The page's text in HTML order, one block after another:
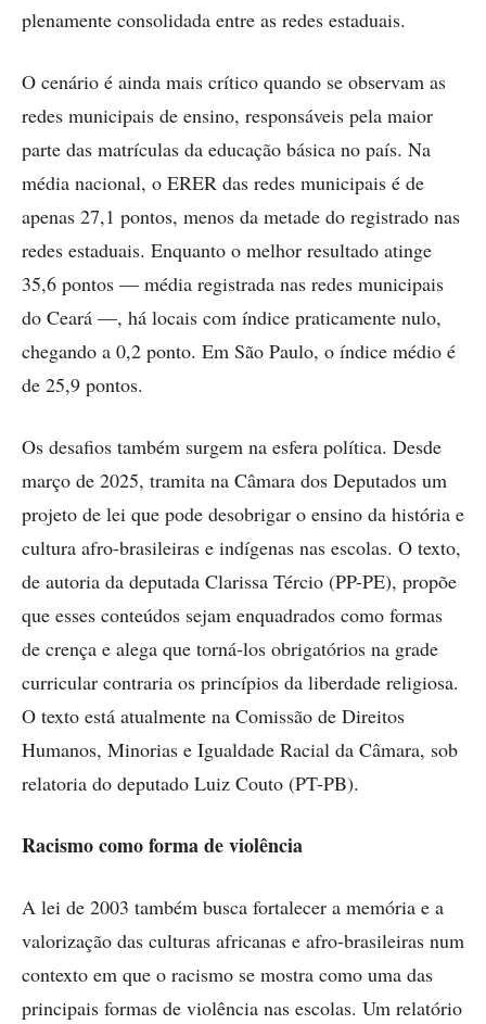
plenamente consolidada entre as redes estaduais.
O cenário é ainda mais crítico quando se observam as
redes municipais de ensino, responsáveis pela maior
parte das matrículas da educação básica no país. Na
média nacional, o ERER das redes municipais é de
apenas 27,1 pontos, menos da metade do registrado nas
redes estaduais. Enquanto o melhor resultado atinge
35,6 pontos — média registrada nas redes municipais
do Ceará —, há locais com índice praticamente nulo,
chegando a 0,2 ponto. Em São Paulo, o índice médio é
de 25,9 pontos.
Os desafios também surgem na esfera política. Desde
março de 2025, tramita na Câmara dos Deputados um
projeto de lei que pode desobrigar o ensino da história e
cultura afro-brasileiras e indígenas nas escolas. O texto,
de autoria da deputada Clarissa Tércio (PP-PE), propõe
que esses conteúdos sejam enquadrados como formas
de crença e alega que torná-los obrigatórios na grade
curricular contraria os princípios da liberdade religiosa.
O texto está atualmente na Comissão de Direitos
Humanos, Minorias e Igualdade Racial da Câmara, sob
relatoria do deputado Luiz Couto (PT-PB).
Racismo como forma de violência
A lei de 2003 também busca fortalecer a memória e a
valorização das culturas africanas e afro-brasileiras num
contexto em que o racismo se mostra como uma das
principais formas de violência nas escolas. Um relatório